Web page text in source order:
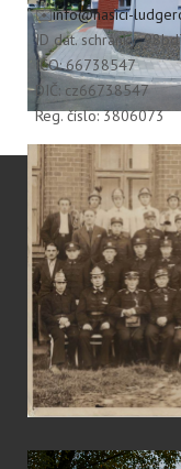
✉️info@hasici-
ID dat. schránky:
IČO: 66738547
DIČ: cz66738547
Reg. číslo: 3806073